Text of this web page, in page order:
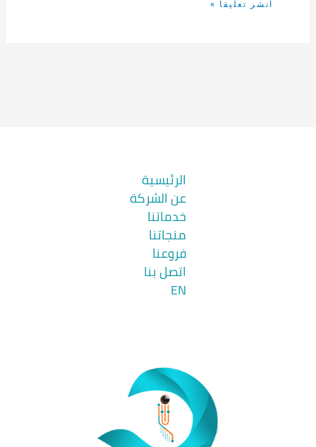
الرئيسية
عن الشركة
خدماتنا
منجاتنا
فروعنا
اتصل بنا
EN